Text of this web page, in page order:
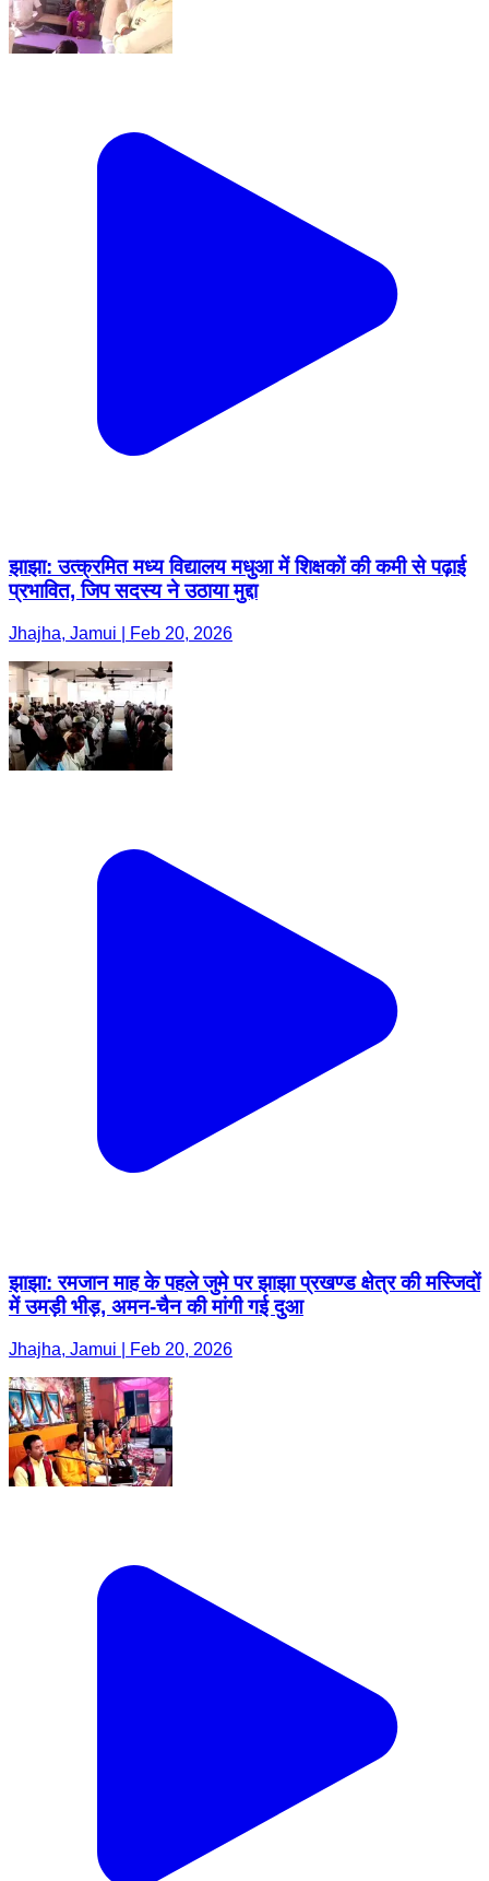
झाझा: उत्क्रमित मध्य विद्यालय मधुआ में शिक्षकों की कमी से पढ़ाई
प्रभावित, जिप सदस्य ने उठाया मुद्दा
Jhajha, Jamui | Feb 20, 2026
झाझा: रमजान माह के पहले जुमे पर झाझा प्रखण्ड क्षेत्र की मस्जिदों
में उमड़ी भीड़, अमन-चैन की मांगी गई दुआ
Jhajha, Jamui | Feb 20, 2026